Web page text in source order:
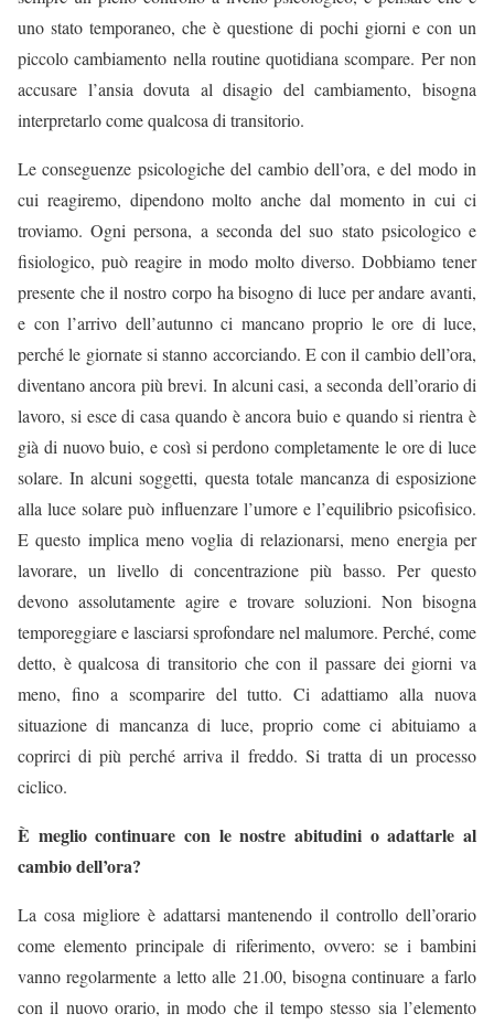
uno stato temporaneo, che è questione di pochi giorni e con un
piccolo cambiamento nella routine quotidiana scompare. Per non
accusare l’ansia dovuta al disagio del cambiamento, bisogna
interpretarlo come qualcosa di transitorio.
Le conseguenze psicologiche del cambio dell’ora, e del modo in
cui reagiremo, dipendono molto anche dal momento in cui ci
troviamo. Ogni persona, a seconda del suo stato psicologico e
fisiologico, può reagire in modo molto diverso. Dobbiamo tener
presente che il nostro corpo ha bisogno di luce per andare avanti,
e con l’arrivo dell’autunno ci mancano proprio le ore di luce,
perché le giornate si stanno accorciando. E con il cambio dell’ora,
diventano ancora più brevi. In alcuni casi, a seconda dell’orario di
lavoro, si esce di casa quando è ancora buio e quando si rientra è
già di nuovo buio, e così si perdono completamente le ore di luce
solare. In alcuni soggetti, questa totale mancanza di esposizione
alla luce solare può influenzare l’umore e l’equilibrio psicofisico.
E questo implica meno voglia di relazionarsi, meno energia per
lavorare, un livello di concentrazione più basso. Per questo
devono assolutamente agire e trovare soluzioni. Non bisogna
temporeggiare e lasciarsi sprofondare nel malumore. Perché, come
detto, è qualcosa di transitorio che con il passare dei giorni va
meno, fino a scomparire del tutto. Ci adattiamo alla nuova
situazione di mancanza di luce, proprio come ci abituiamo a
coprirci di più perché arriva il freddo. Si tratta di un processo
ciclico.
È meglio continuare con le nostre abitudini o adattarle al
cambio dell’ora?
La cosa migliore è adattarsi mantenendo il controllo dell’orario
come elemento principale di riferimento, ovvero: se i bambini
vanno regolarmente a letto alle 21.00, bisogna continuare a farlo
con il nuovo orario, in modo che il tempo stesso sia l’elemento